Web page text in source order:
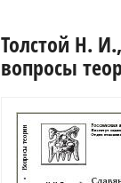
Толстой Н.
вопросы